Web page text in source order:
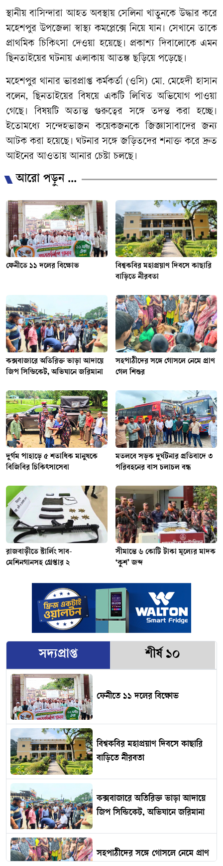
স্থানীয় বাসিন্দারা আহত অবস্থায় সেলিনা খাতুনকে উদ্ধার করে
মহেশপুর উপজেলা স্বাস্থ্য কমপ্লেক্সে নিয়ে যান। সেখানে তাকে
প্রাথমিক চিকিৎসা দেওয়া হয়েছে। প্রকাশ্য দিবালোকে এমন
ছিনতাইয়ের ঘটনায় এলাকায় আতঙ্ক ছড়িয়ে পড়েছে।
মহেশপুর থানার ভারপ্রাপ্ত কর্মকর্তা (ওসি) মো. মেহেদী হাসান
বলেন, ছিনতাইয়ের বিষয়ে একটি লিখিত অভিযোগ পাওয়া
গেছে। বিষয়টি অত্যন্ত গুরুত্বের সঙ্গে তদন্ত করা হচ্ছে।
ইতোমধ্যে সন্দেহভাজন কয়েকজনকে জিজ্ঞাসাবাদের জন্য
আটক করা হয়েছে। ঘটনার সঙ্গে জড়িতদের শনাক্ত করে দ্রুত
আইনের আওতায় আনার চেষ্টা চলছে।
আরো পড়ুন ...
ফেনীতে ১১ দলের বিক্ষোভ
বিশ্বকবির মহাপ্রয়াণ দিবসে কাছারি
বাড়িতে নীরবতা
কক্সবাজারে অতিরিক্ত ভাড়া আদায়ে
জিপ সিন্ডিকেট, অভিযানে জরিমানা
সহপাঠীদের সঙ্গে গোসলে নেমে প্রাণ
গেল শিশুর
দুর্গম পাহাড়ে ৫ শতাধিক মানুষকে
বিজিবির চিকিৎসাসেবা
মতলবে সড়ক দুর্ঘটনার প্রতিবাদে ৩
পরিবহনের বাস চলাচল বন্ধ
রাজবাড়ীতে স্টার্লিং সাব-
মেশিনগানসহ গ্রেপ্তার ২
সীমান্তে ৬ কোটি টাকা মূল্যের মাদক
‘কুশ’ জব্দ
সদ্যপ্রাপ্ত শীর্ষ ১০
ফেনীতে ১১ দলের বিক্ষোভ
বিশ্বকবির মহাপ্রয়াণ দিবসে কাছারি
বাড়িতে নীরবতা
কক্সবাজারে অতিরিক্ত ভাড়া আদায়ে
জিপ সিন্ডিকেট, অভিযানে জরিমানা
সহপাঠীদের সঙ্গে গোসলে নেমে প্রাণ